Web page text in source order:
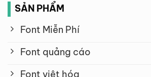
SẢN PHẨM
Font Miễn Phí
Font quảng cáo
Font việt hóa